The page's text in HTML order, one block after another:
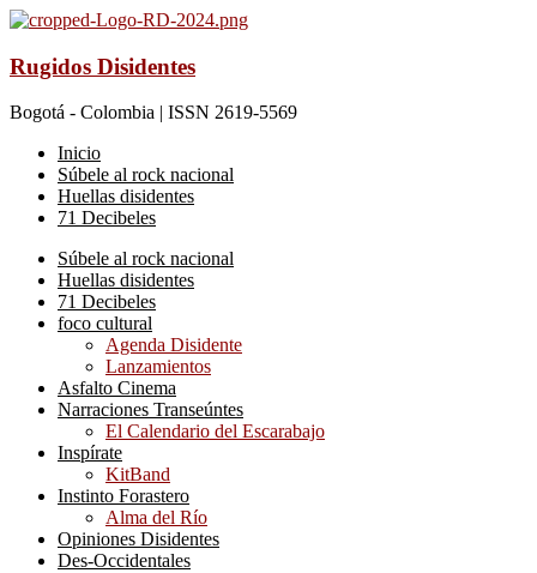
Rugidos Disidentes
Bogotá - Colombia | ISSN 2619-5569
Inicio
Súbele al rock nacional
Huellas disidentes
71 Decibeles
Súbele al rock nacional
Huellas disidentes
71 Decibeles
foco cultural
Agenda Disidente
Lanzamientos
Asfalto Cinema
Narraciones Transeúntes
El Calendario del Escarabajo
Inspírate
KitBand
Instinto Forastero
Alma del Río
Opiniones Disidentes
Des-Occidentales